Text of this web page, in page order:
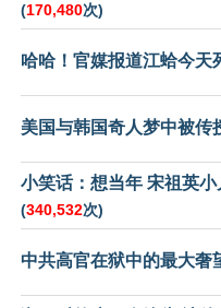
(170,480次)
哈哈！官媒报道江蛤今天
美国与韩国奇人梦中被传
小笑话：想当年 宋祖英
(340,532次)
中共高官在狱中的最大奢